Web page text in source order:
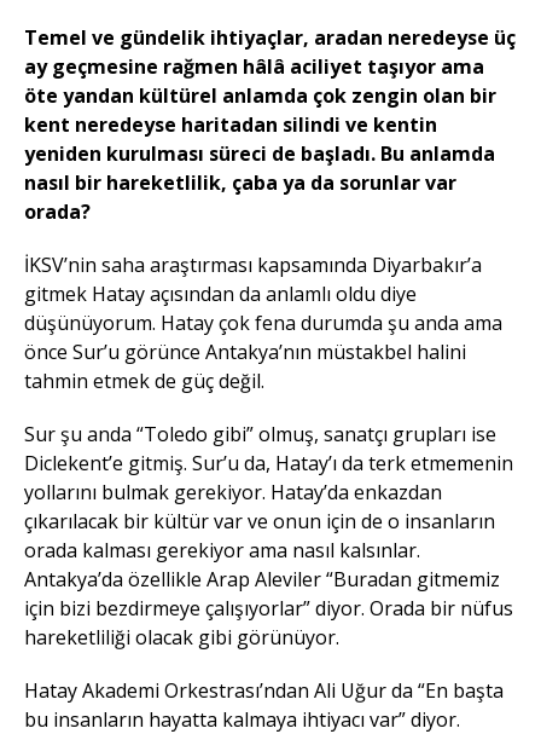
Temel ve gündelik ihtiyaçlar, aradan neredeyse üç
ay geçmesine rağmen hâlâ aciliyet taşıyor ama
öte yandan kültürel anlamda çok zengin olan bir
kent neredeyse haritadan silindi ve kentin
yeniden kurulması süreci de başladı. Bu anlamda
nasıl bir hareketlilik, çaba ya da sorunlar var
orada?
İKSV’nin saha araştırması kapsamında Diyarbakır’a
gitmek Hatay açısından da anlamlı oldu diye
düşünüyorum. Hatay çok fena durumda şu anda ama
önce Sur’u görünce Antakya’nın müstakbel halini
tahmin etmek de güç değil.
Sur şu anda “Toledo gibi” olmuş, sanatçı grupları ise
Diclekent’e gitmiş. Sur’u da, Hatay’ı da terk etmemenin
yollarını bulmak gerekiyor. Hatay’da enkazdan
çıkarılacak bir kültür var ve onun için de o insanların
orada kalması gerekiyor ama nasıl kalsınlar.
Antakya’da özellikle Arap Aleviler “Buradan gitmemiz
için bizi bezdirmeye çalışıyorlar” diyor. Orada bir nüfus
hareketliliği olacak gibi görünüyor.
Hatay Akademi Orkestrası’ndan Ali Uğur da “En başta
bu insanların hayatta kalmaya ihtiyacı var” diyor.